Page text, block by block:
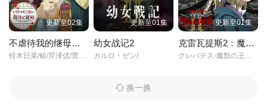
更新至02集
不虐待我的继母与继姐
更新至01集
幼女战记2
カルロ・ゼン/
更新至01集
克雷瓦提斯2：魔兽之王与虚伪的勇者传承
换一换